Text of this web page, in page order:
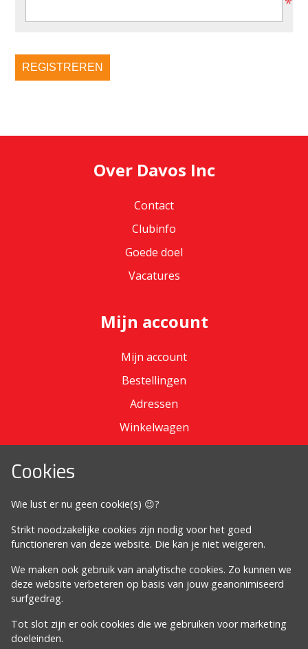
Cookies
Wie lust er nu geen cookie(s) 😉?
Strikt noodzakelijke cookies zijn nodig voor het goed
functioneren van deze website. Die kan je niet weigeren.
We maken ook gebruik van analytische cookies. Zo kunnen we
deze website verbeteren op basis van jouw geanonimiseerd
surfgedrag.
Tot slot zijn er ook cookies die we gebruiken voor marketing
doeleinden.
REGISTREREN
Over Davos Inc
Contact
Clubinfo
Goede doel
Vacatures
Mijn account
Mijn account
Bestellingen
Adressen
Winkelwagen
Algemene voorwaarden
Cookiebeleid
Proclaimer
Volg ons